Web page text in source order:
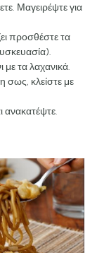
Μαγειρέψτε για
προσθέστε τα
τα λαχανικά.
σως, κλείστε με
ανακατέψτε.